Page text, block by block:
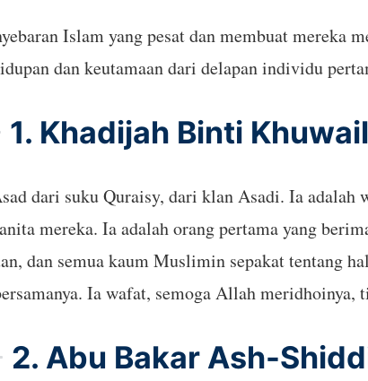
Islam yang pesat dan membuat mereka
dan keutamaan dari delapan individu
1. Khadijah Binti
dari suku Quraisy, dari klan Asadi. Ia adalah
mereka. Ia adalah orang pertama yang
dan semua kaum Muslimin sepakat tentang
Ia wafat, semoga Allah meridhoinya,
2. Abu Bakar Ash-